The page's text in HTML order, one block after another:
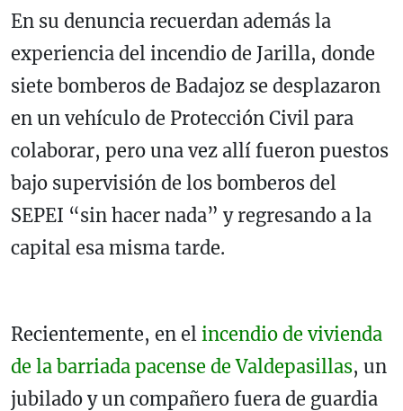
En su denuncia recuerdan además la
experiencia del incendio de Jarilla, donde
siete bomberos de Badajoz se desplazaron
en un vehículo de Protección Civil para
colaborar, pero una vez allí fueron puestos
bajo supervisión de los bomberos del
SEPEI “sin hacer nada” y regresando a la
capital esa misma tarde.
Recientemente, en el incendio de vivienda
de la barriada pacense de Valdepasillas, un
jubilado y un compañero fuera de guardia